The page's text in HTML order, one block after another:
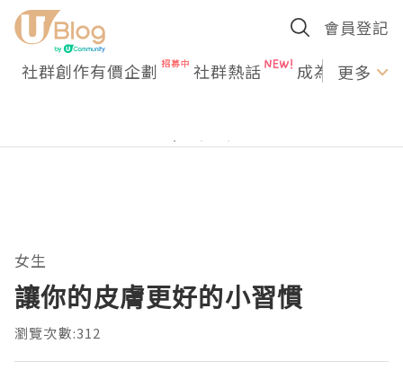
會員登記
社群創作有價企劃 社群熱話 成為U更多
女生
讓你的皮膚更好的小習慣
瀏覽次數:312